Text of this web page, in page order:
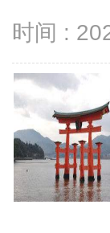
时间 :